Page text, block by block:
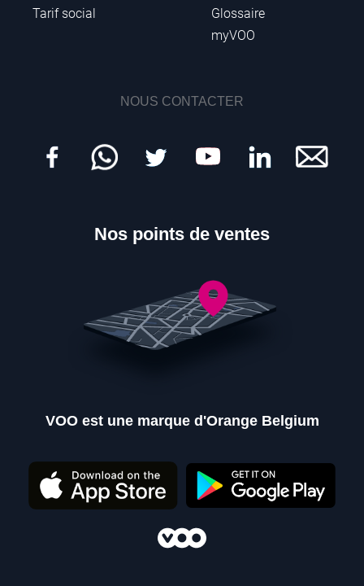
Nos points de ventes
Tarif social
Glossaire
myVOO
NOUS CONTACTER
Nos points de ventes
VOO est une marque d'Orange Belgium